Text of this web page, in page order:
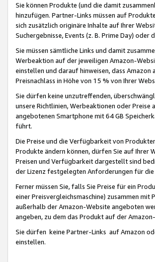
Sie können Produkte (und die damit
hinzufügen. Partner-Links müssen auf
sich zusätzlich originäre Inhalte auf Ihrer
Suchergebnisse, Events (z. B. Prime Day)
Sie müssen sämtliche Links und damit
Werbeaktion auf der jeweiligen Amazon-
einstellen und darauf hinweisen, dass
Preisnachlass in Höhe von 15 % von Ihrer
Sie dürfen keine unzutreffenden,
unsere Richtlinien, Werbeaktionen oder
angebotenen Smartphone mit 64 GB
führt.
Die Preise und die Verfügbarkeit von
Produkte ändern können, dürfen Sie auf Ihrer
Preisen und Verfügbarkeit dargestellt sind
der Lizenz festgelegten Anforderungen für die
Ferner müssen Sie, falls Sie Preise für ein
einer Preisvergleichsmaschine) zusammen
außerhalb der Amazon-Website angeboten
angeben, zu dem das Produkt auf der
Sie dürfen keine Partner-Links auf Amazon
einstellen.